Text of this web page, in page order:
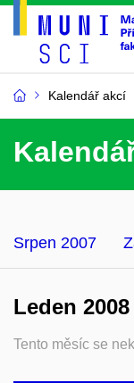
Kalendář akcí
Srpen 2007
Leden 2008
Tento měsíc se